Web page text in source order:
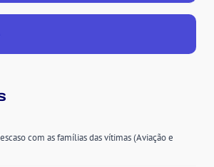
com as famílias das vítimas (Aviação e